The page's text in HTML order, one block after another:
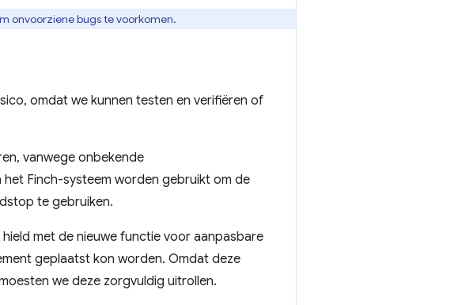
onvoorziene bugs te voorkomen.
omdat we kunnen testen en verifiëren of
vanwege onbekende
Finch-systeem worden gebruikt om de
te gebruiken.
met de nieuwe functie voor aanpasbare
geplaatst kon worden. Omdat deze
we deze zorgvuldig uitrollen.